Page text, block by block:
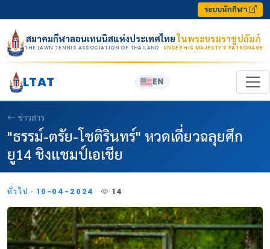
ระบบนักกีฬา
สมาคมกีฬาลอนเทนนิสแห่งประเทศไทยในพระบรมราชูปถัมภ์
THE LAWN TENNIS ASSOCIATION OF THAILAND · UNDER HIS MAJESTY’S PATRONAGE
LTAT EN
ข่าวสาร
"ธรรม์-ตรัย-โชติรินทร์" หวดเดี่ยวฉลุยศึก
ยู14 ชิงแชมป์เอเชีย
ทั่วไป · 10-04-2024 14